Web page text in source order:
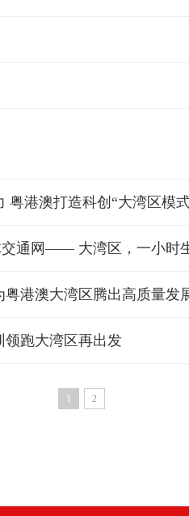
粤港澳打造科创“大湾区模
通网—— 大湾区，一小时
港澳大湾区腾出高质量发
领跑大湾区再出发
1 2